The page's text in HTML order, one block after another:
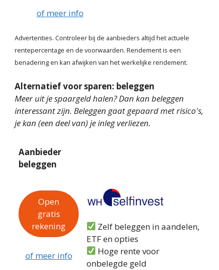
of meer info
Advertenties. Controleer bij de aanbieders altijd het actuele
rentepercentage en de voorwaarden. Rendement is een
benadering en kan afwijken van het werkelijke rendement.
Alternatief voor sparen: beleggen
Meer uit je spaargeld halen? Dan kan beleggen
interessant zijn. Beleggen gaat gepaard met risico's,
je kan (een deel van) je inleg verliezen.
Aanbieder
beleggen
Open
gratis
rekening
of meer info
Zelf beleggen in aandelen,
ETF en opties
Hoge rente voor
onbelegde geld